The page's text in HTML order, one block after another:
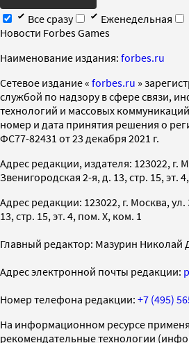
Все сразу
Еженедельная
Новости Forbes Games
Наименование издания: forbes.ru
Cетевое издание « forbes.ru »
службой по надзору в сфере связи,
технологий и массовых
номер и дата принятия решения о
ФС77-82431 от 23 декабря 2021 г.
Адрес редакции, издателя: 123022, г.
Звенигородская 2-я, д. 13, стр. 15, эт.
Адрес редакции: 123022, г. Москва,
13, стр. 15, эт. 4, пом. X, ком. 1
Главный редактор: Мазурин Николай
Адрес электронной почты редакции:
Номер телефона редакции: +7 (495)
На информационном ресурсе
рекомендательные технологии